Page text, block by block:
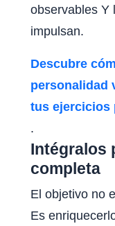
observables Y
impulsan.
Descubre
personalidad
tus ejercicios
.
Intégralos
completa
El objetivo no
Es